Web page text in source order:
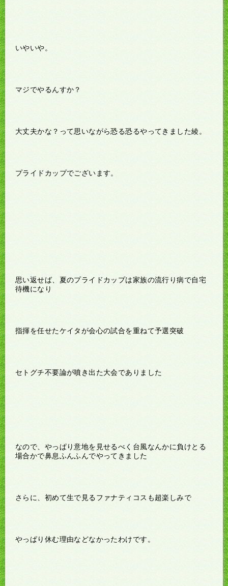
いやいや。
マジでやるんすか？
大丈夫かな？って思いながら恐る恐るやってきました綾。
プライドカップでございます。
思い返せば、夏のプライドカップは家族の流行り病で自宅
待機になり
指揮を任せたケイタが会心の試合を重ねて予選突破
セトグチ不要論が噴き出た大会でありました
なので、やっぱり意地を見せるべく台風なんかに負けとる
場合かで鼻息ふんふんでやってきました
さらに、初めて生で見るファナティコスも超楽しみで
やっぱり休む理由などなかったわけです。